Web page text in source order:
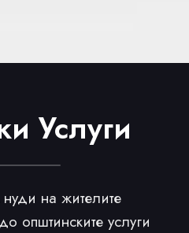
Услуги
на жителите
општинските услуги